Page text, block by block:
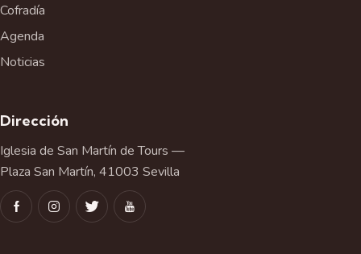
Cofradía
Agenda
Noticias
Dirección
Iglesia de San Martín de Tours —
Plaza San Martín, 41003 Sevilla